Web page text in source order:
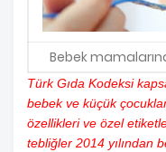
Bebek
Türk Gıda Kodeksi
bebek ve küçük
özellikleri ve özel
tebliğler 2014 yılından